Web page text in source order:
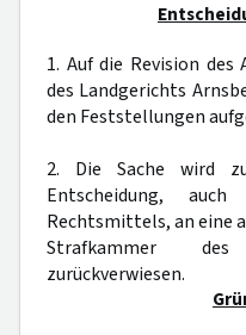
1. Auf die Revision
des Landgerichts
den Feststellungen
2. Die Sache wird
Entscheidung,
Rechtsmittels, an eine
Strafkammer
zurückverwiesen.